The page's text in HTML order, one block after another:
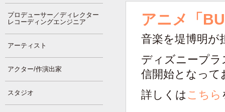
プロデューサー／ディレクター
レコーディングエンジニア
アーティスト
アクター/作演出家
スタジオ
アニメ「
音楽を堤博明が
ディズニープラ
信開始となって
詳しくは こちら